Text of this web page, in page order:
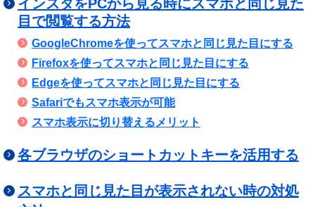
インスタをPCから見る時にスマホと同じ見た
目で閲覧する方法
GoogleChromeを使ってスマホと同じ見た目にする
Firefoxを使ってスマホと同じ見た目にする
Edgeを使ってスマホと同じ見た目にする
Safariでもスマホ表示が可能
スマホ表示に切り替えるメリット
各ブラウザのショートカットキーを活用する
スマホと同じ見た目が表示されない時の対処